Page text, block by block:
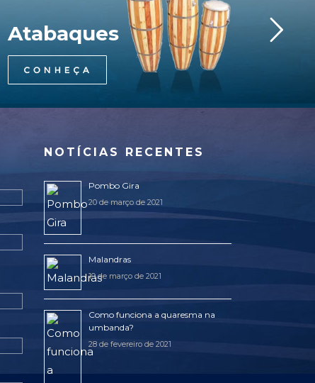
Atabaques
NOTÍCIAS RECENTES
Pombo Gira
20 de março de 2021
Malandras
19 de março de 2021
Como funciona a quaresma na
umbanda?
28 de fevereiro de 2021